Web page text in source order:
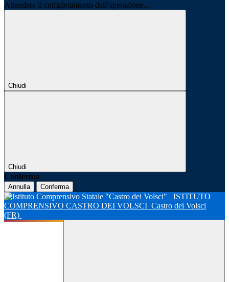
Attendere il completamento dell'operazione...
Chiudi
Chiudi
Conferma
Annulla Conferma
ISTITUTO
COMPRENSIVO CASTRO DEI VOLSCI Castro dei Volsci
(FR)